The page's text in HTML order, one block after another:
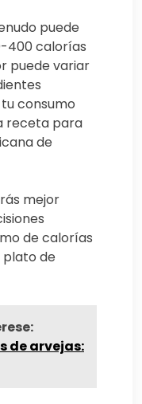
puede
400 calorías
puede variar
consumo
receta para
de
mejor
de calorías
de
de arvejas: